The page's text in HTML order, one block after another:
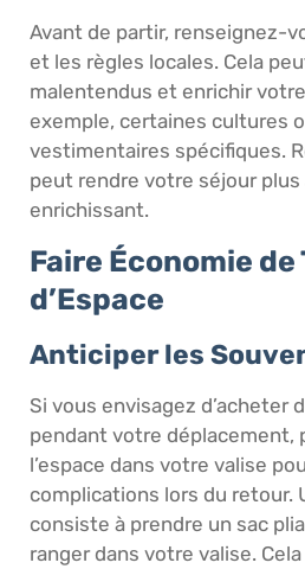
Avant de partir, renseignez-
et les règles locales. Cela
malentendus et enrichir
exemple, certaines cultures
vestimentaires spécifiques.
peut rendre votre séjour
enrichissant.
Faire Économie de
d’Espace
Anticiper les
Si vous envisagez d’acheter
pendant votre déplacement,
l’espace dans votre valise
complications lors du retour.
consiste à prendre un sac
ranger dans votre valise.